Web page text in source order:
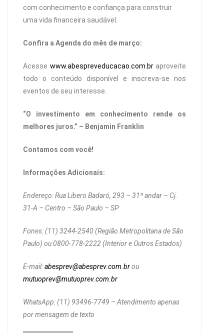
com conhecimento e confiança para construir
uma vida financeira saudável.
Confira a Agenda do mês de março:
Acesse www.abespreveducacao.com.braproveite
todo o conteúdo disponível e inscreva-se nos
eventos de seu interesse.
“O investimento em conhecimento rende os
melhores juros.” – Benjamin Franklin
Contamos com você!
Informações Adicionais:
Endereço: Rua Libero Badaró, 293 – 31º andar – Cj.
31-A – Centro – São Paulo – SP
Fones: (11) 3244-2540 (Região Metropolitana de São
Paulo) ou 0800-778-2222 (Interior e Outros Estados)
E-mail:abesprev@abesprev.com.brou
mutuoprev@mutuoprev.com.br
WhatsApp: (11) 93496-7749 – Atendimento apenas
por mensagem de texto